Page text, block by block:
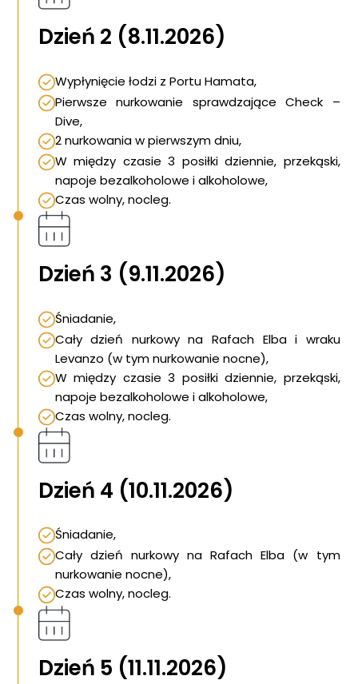
Dzień 2 (8.11.2026)
Wypłynięcie łodzi z Portu Hamata,
Pierwsze nurkowanie sprawdzające Check –
Dive,
2 nurkowania w pierwszym dniu,
W między czasie 3 posiłki dziennie, przekąski,
napoje bezalkoholowe i alkoholowe,
Czas wolny, nocleg.
Dzień 3 (9.11.2026)
Śniadanie,
Cały dzień nurkowy na Rafach Elba i wraku
Levanzo (w tym nurkowanie nocne),
W między czasie 3 posiłki dziennie, przekąski,
napoje bezalkoholowe i alkoholowe,
Czas wolny, nocleg.
Dzień 4 (10.11.2026)
Śniadanie,
Cały dzień nurkowy na Rafach Elba (w tym
nurkowanie nocne),
Czas wolny, nocleg.
Dzień 5 (11.11.2026)